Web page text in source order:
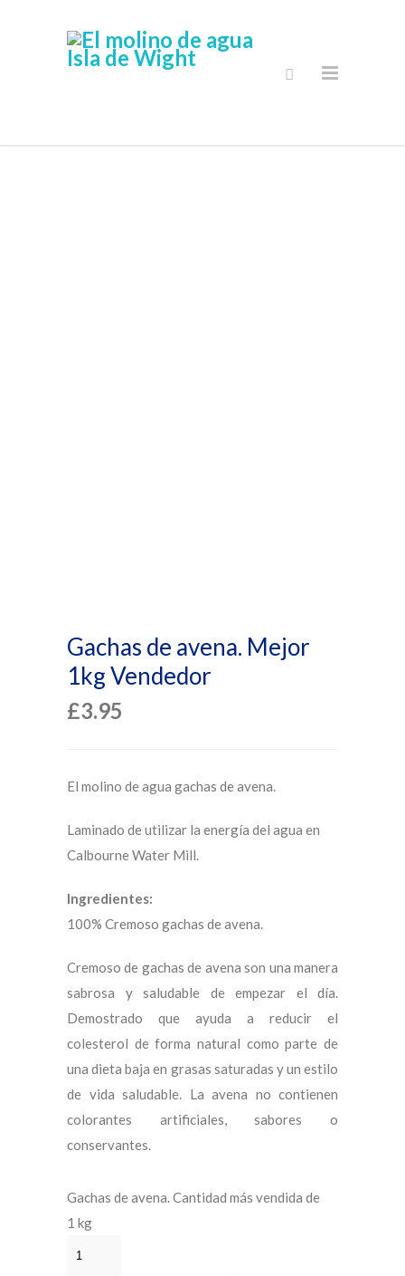
Gachas de avena. Mejor
1kg Vendedor
£3.95
El molino de agua gachas de avena.
Laminado de utilizar la energía del agua en
Calbourne Water Mill.
Ingredientes:
100% Cremoso gachas de avena.
Cremoso de gachas de avena son una manera
sabrosa y saludable de empezar el día.
Demostrado que ayuda a reducir el
colesterol de forma natural como parte de
una dieta baja en grasas saturadas y un estilo
de vida saludable. La avena no contienen
colorantes artificiales, sabores o
conservantes.
Gachas de avena. Cantidad más vendida de
1 kg